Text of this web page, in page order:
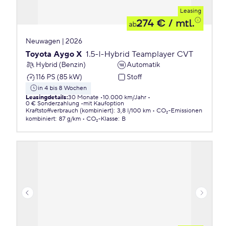
Leasing
ab274 € / mtl.
Neuwagen | 2026
Toyota Aygo X 1.5-l-Hybrid Teamplayer CVT
Hybrid (Benzin)
Automatik
116 PS (85 kW)
Stoff
in 4 bis 8 Wochen
Leasingdetails:30 Monate 10.000 km/Jahr
0 € Sonderzahlung
mit Kaufoption
Kraftstoffverbrauch (kombiniert): 3,8 l/100 km
CO₂-Emissionen
kombiniert: 87 g/km CO₂-Klasse: B